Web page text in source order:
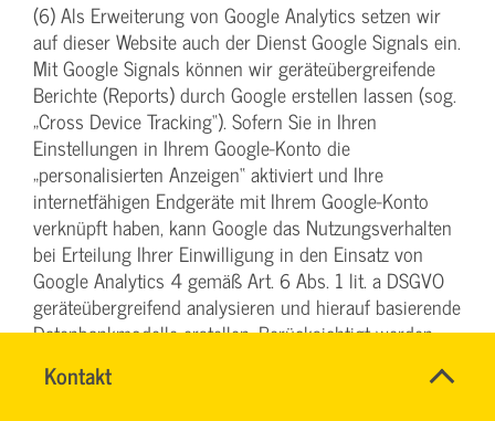
Kontakt
Name*
SVG-
Wiki
(6) Als Erweiterung von Google Analytics setzen wir
auf dieser Website auch der Dienst Google Signals ein.
Mit Google Signals können wir geräteübergreifende
Berichte (Reports) durch Google erstellen lassen (sog.
„Cross Device Tracking“). Sofern Sie in Ihren
Einstellungen in Ihrem Google-Konto die
„personalisierten Anzeigen“ aktiviert und Ihre
internetfähigen Endgeräte mit Ihrem Google-Konto
verknüpft haben, kann Google das Nutzungsverhalten
bei Erteilung Ihrer Einwilligung in den Einsatz von
Google Analytics 4 gemäß Art. 6 Abs. 1 lit. a DSGVO
geräteübergreifend analysieren und hierauf basierende
Datenbankmodelle erstellen. Berücksichtigt werden
dabei die Anmeldungen und Gerätetypen aller
Website-Nutzer, die in einem Google-Konto